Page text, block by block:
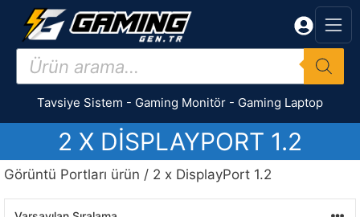
İçeriğe
Products
search
Tavsiye Sistem - Gaming Monitör - Gaming Laptop
2 X DISPLAYPORT 1.2
Görüntü Portları ürün / 2 x DisplayPort 1.2